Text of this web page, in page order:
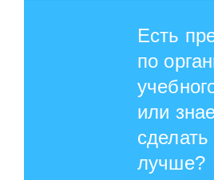
Есть
по
или
лучше?